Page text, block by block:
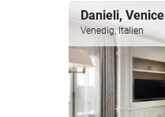
Danieli, Venice
Venedig, Italien